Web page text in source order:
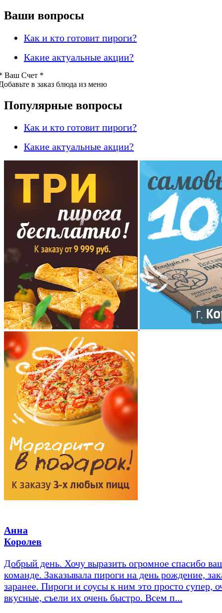
Ваши вопросы
Как и кто готовит пироги?
Какие актуальные акции?
Ваш Счет *
в заказ блюда из меню
Популярные вопросы
Как и кто готовит пироги?
Какие актуальные акции?
Анна
Королев
Добрый день. Хочу выразить огромное спасибо
команде. Заказывала пироги на день рождение,
заранее. Пироги и соусы к ним это просто супер,
вкусные, съели их очень быстро. Всем п...